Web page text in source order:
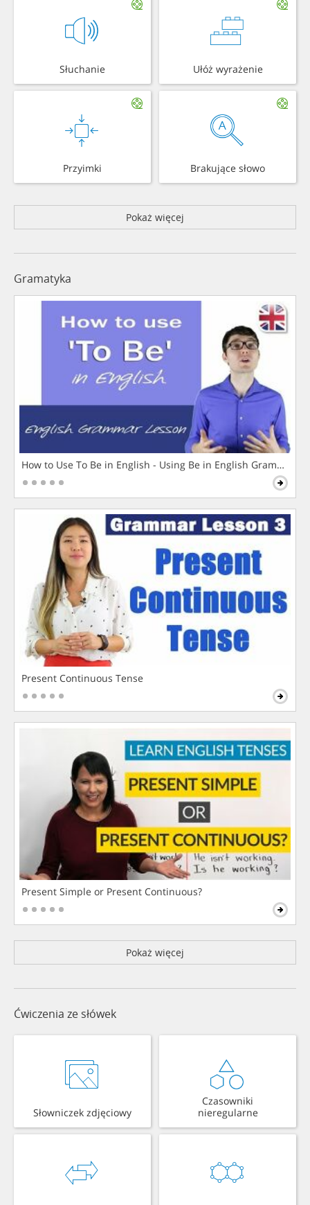
Słuchanie Ułóż wyrażenie
Przyimki Brakujące słowo
Pokaż więcej
Gramatyka
How to Use To Be in English - Using Be in English Grammar
Present Continuous Tense
Present Simple or Present Continuous?
Pokaż więcej
Ćwiczenia ze słówek
Słowniczek zdjęciowy
Czasowniki
nieregularne